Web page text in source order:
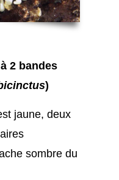
2 bandes
)
jaune, deux
sombre du